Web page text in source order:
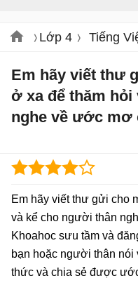
Lớp 4 Tiếng
Em hãy viết thư
ở xa để thăm
nghe về ước mơ
Em hãy viết thư gửi cho
và kể cho người thân
Khoahoc sưu tầm và
bạn hoặc người thân
thức và chia sẻ được